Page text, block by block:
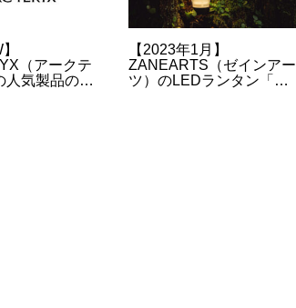
（アークテ
人気製品の予
【2023年1月】
ZANEARTS（ゼインアー
ツ）のLEDランタン「ジ